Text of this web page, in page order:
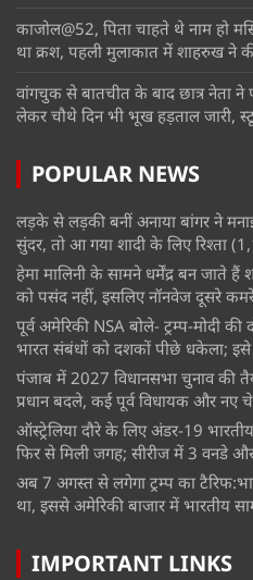
काजोल@52, पिता चाहते थे नाम हो
था क्रश, पहली मुलाकात में शाहरुख ने
वांगचुक से बातचीत के बाद छात्र नेता ने
लेकर चौथे दिन भी भूख हड़ताल जारी,
POPULAR NEWS
लड़के से लड़की बनीं अनाया बांगर ने
सुंदर, तो आ गया शादी के लिए रिश्ता
हेमा मालिनी के सामने धर्मेंद्र बन जाते हैं
को पसंद नहीं, इसलिए नॉनवेज दूसरे
पूर्व अमेरिकी NSA बोले- ट्रम्प-मोदी की
भारत संबंधों को दशकों पीछे धकेला; इसे
पंजाब में 2027 विधानसभा चुनाव की
प्रधान बदले, कई पूर्व विधायक और नए
ऑस्ट्रेलिया दौरे के लिए अंडर-19
फिर से मिली जगह; सीरीज में 3 वनडे
अब 7 अगस्त से लगेगा ट्रम्प का
था, इससे अमेरिकी बाजार में भारतीय
IMPORTANT LINKS